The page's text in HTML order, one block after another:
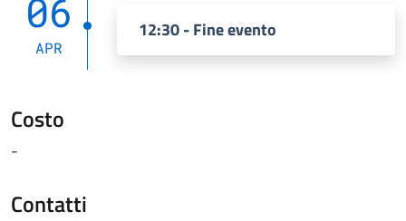
06
APR
12:30 - Fine evento
Costo
-
Contatti